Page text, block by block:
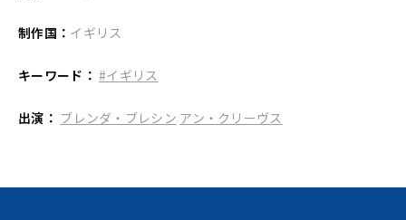
制作国： イギリス
キーワード： #イギリス
出演： ブレンダ・ブレシン アン・クリーヴス